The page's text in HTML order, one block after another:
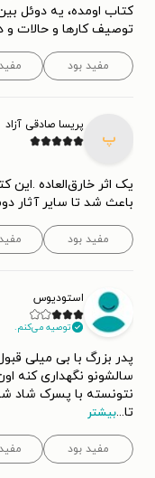
کتاب اومده، یه دوئل
توصیف کارها و حالات و
مفید بود
پ
پریسا صادقی آزاد
یک اثر خارق‌العاده
باعث شد تا سایر آثار
مفید بود
استودیوس
توصیه می‌کنم.
سالشونو نگهداری کنه
نتونسته با پسرک شاد
تا...بیشتر
مفید بود